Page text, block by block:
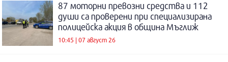
87 моторни превозни средства и 112
души са проверени при специализирана
полицейска акция в община Мъглиж
10:45 | 07 август 26